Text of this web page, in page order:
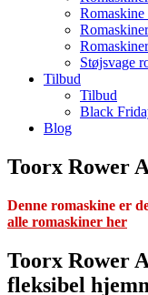
Støjsvage
Tilbud
Tilbud
Black
Blog
Toorx Rower
Denne romaskine er
alle romaskiner her
Toorx Rower
fleksibel